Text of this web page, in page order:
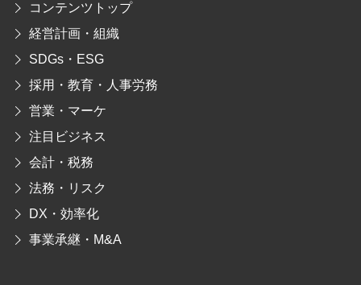
コンテンツトップ
経営計画・組織
SDGs・ESG
採用・教育・人事労務
営業・マーケ
注目ビジネス
会計・税務
法務・リスク
DX・効率化
事業承継・M&A